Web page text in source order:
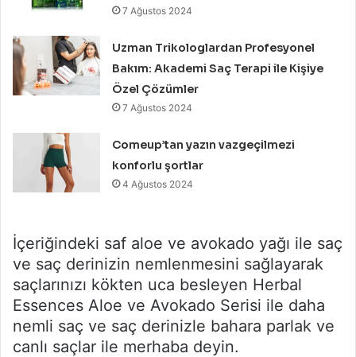
7 Ağustos 2024
Uzman Trikologlardan Profesyonel
Bakım: Akademi Saç Terapi ile Kişiye
Özel Çözümler
7 Ağustos 2024
Comeup’tan yazın vazgeçilmezi
konforlu şortlar
4 Ağustos 2024
İçeriğindeki saf aloe ve avokado yağı ile saç
ve saç derinizin nemlenmesini sağlayarak
saçlarınızı kökten uca besleyen Herbal
Essences Aloe ve Avokado Serisi ile daha
nemli saç ve saç derinizle bahara parlak ve
canlı saçlar ile merhaba deyin.